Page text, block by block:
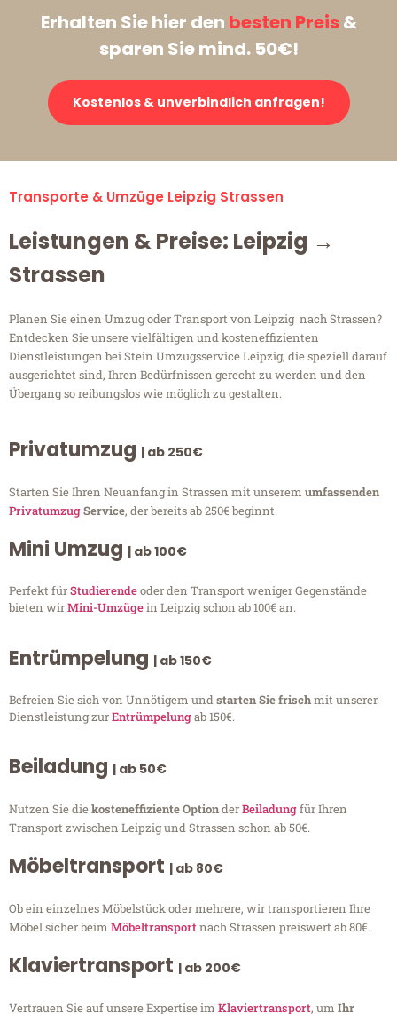
Erhalten Sie hier den besten Preis&
sparen Sie mind. 50€!
Kostenlos & unverbindlich anfragen!
Transporte & Umzüge Leipzig Strassen
Leistungen & Preise: Leipzig →
Strassen
Planen Sie einen Umzug oder Transport von Leipzig nach Strassen?
Entdecken Sie unsere vielfältigen und kosteneffizienten
Dienstleistungen bei Stein Umzugsservice Leipzig, die speziell darauf
ausgerichtet sind, Ihren Bedürfnissen gerecht zu werden und den
Übergang so reibungslos wie möglich zu gestalten.
Privatumzug | ab 250€
Starten Sie Ihren Neuanfang in Strassen mit unserem umfassenden
PrivatumzugService, der bereits ab 250€ beginnt.
Mini Umzug | ab 100€
Perfekt fürStudierendeoder den Transport weniger Gegenstände
bieten wirMini-Umzügein Leipzig schon ab 100€ an.
Entrümpelung | ab 150€
Befreien Sie sich von Unnötigem undstarten Sie frischmit unserer
Dienstleistung zurEntrümpelungab 150€.
Beiladung | ab 50€
Nutzen Sie diekosteneffiziente OptionderBeiladungfür Ihren
Transport zwischen Leipzig und Strassen schon ab 50€.
Möbeltransport | ab 80€
Ob ein einzelnes Möbelstück oder mehrere, wir transportieren Ihre
Möbel sicher beim Möbeltransportnach Strassen preiswert ab 80€.
Klaviertransport | ab 200€
Vertrauen Sie auf unsere Expertise im Klaviertransport, um Ihr